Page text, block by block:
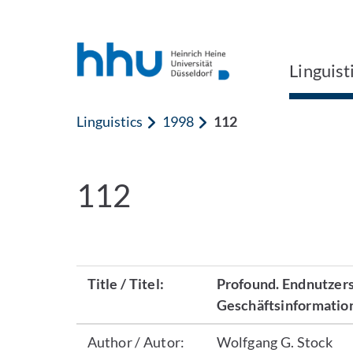
Linguistics 1998 112
112
Title / Titel:
Profound.
Author / Autor: Wolfgang G. Stock